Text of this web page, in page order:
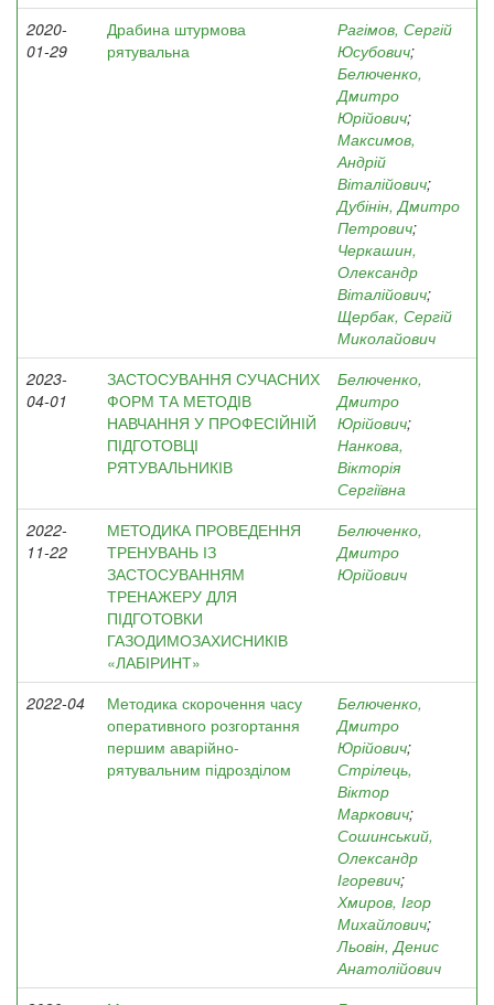
2020-
01-29
Драбина штурмова
рятувальна
Рагімов, Сергій
Юсубович;
Белюченко,
Дмитро
Юрійович;
Максимов,
Андрій
Віталійович;
Дубінін, Дмитро
Петрович;
Черкашин,
Олександр
Віталійович;
Щербак, Сергій
Миколайович
2023-
04-01
ЗАСТОСУВАННЯ СУЧАСНИХ
ФОРМ ТА МЕТОДІВ
НАВЧАННЯ У ПРОФЕСІЙНІЙ
ПІДГОТОВЦІ
РЯТУВАЛЬНИКІВ
Белюченко,
Дмитро
Юрійович;
Нанкова,
Вікторія
Сергіївна
2022-
11-22
МЕТОДИКА ПРОВЕДЕННЯ
ТРЕНУВАНЬ ІЗ
ЗАСТОСУВАННЯМ
ТРЕНАЖЕРУ ДЛЯ
ПІДГОТОВКИ
ГАЗОДИМОЗАХИСНИКІВ
«ЛАБІРИНТ»
Белюченко,
Дмитро
Юрійович
2022-04
Методика скорочення часу
оперативного розгортання
першим аварійно-
рятувальним підрозділом
Белюченко,
Дмитро
Юрійович;
Стрілець,
Віктор
Маркович;
Сошинський,
Олександр
Ігоревич;
Хмиров, Ігор
Михайлович;
Льовін, Денис
Анатолійович